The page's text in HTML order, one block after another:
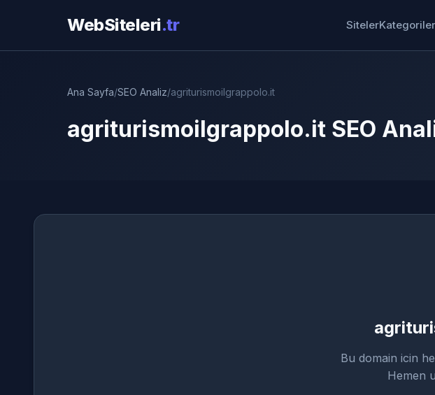
WebSiteleri.tr SitelerKategoriler
Ana Sayfa/SEO Analiz/agriturismoilgrappolo.it
agriturismoilgrappolo.it SEO
Bu domain icin
Hemen